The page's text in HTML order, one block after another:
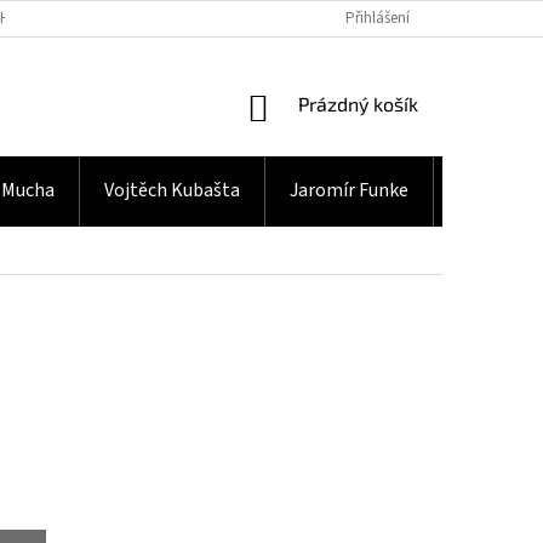
ÚDAJŮ Přihlášení
NÁKUPNÍ
Prázdný košík
Vojtěch Kubašta Jaromír Funke